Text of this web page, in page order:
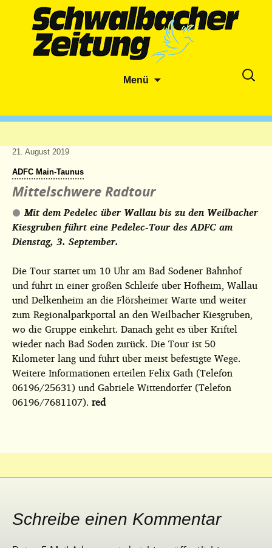
Menü
Suche
21. August 2019
ADFC Main-Taunus
Mittelschwere Radtour
Mit dem Pedelec über Wallau bis zu den Weilbacher
Kiesgruben führt eine Pedelec-Tour des ADFC am
Dienstag, 3. September.
Die Tour startet um 10 Uhr am Bad Sodener Bahnhof
und führt in einer großen Schleife über Hofheim, Wallau
und Delkenheim an die Flörsheimer Warte und weiter
zum Regionalparkportal an den Weilbacher Kiesgruben,
wo die Gruppe einkehrt. Danach geht es über Kriftel
wieder nach Bad Soden zurück. Die Tour ist 50
Kilometer lang und führt über meist befestigte Wege.
Weitere Informationen erteilen Felix Gath (Telefon
06196/25631) und Gabriele Wittendorfer (Telefon
06196/7681107). red
Schreibe einen Kommentar